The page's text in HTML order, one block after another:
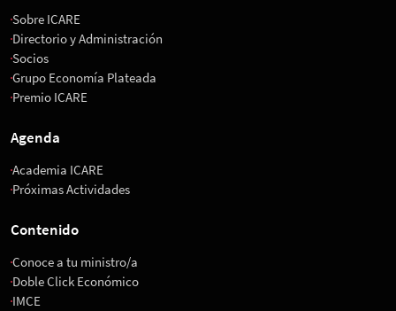
Sobre ICARE
Directorio y Administración
Socios
Grupo Economía Plateada
Premio ICARE
Agenda
Academia ICARE
Próximas Actividades
Contenido
Conoce a tu ministro/a
Doble Click Económico
IMCE